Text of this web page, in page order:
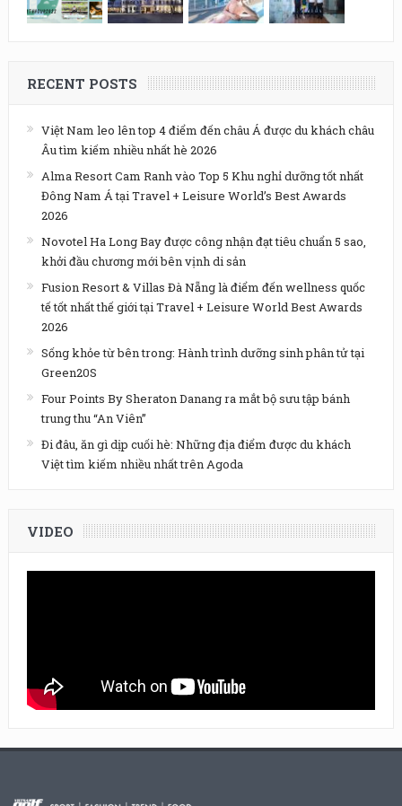
RECENT POSTS
Việt Nam leo lên top 4 điểm đến châu Á được du khách châu
Âu tìm kiếm nhiều nhất hè 2026
Alma Resort Cam Ranh vào Top 5 Khu nghỉ dưỡng tốt nhất
Đông Nam Á tại Travel + Leisure World’s Best Awards
2026
Novotel Ha Long Bay được công nhận đạt tiêu chuẩn 5 sao,
khởi đầu chương mới bên vịnh di sản
Fusion Resort & Villas Đà Nẵng là điểm đến wellness quốc
tế tốt nhất thế giới tại Travel + Leisure World Best Awards
2026
Sống khỏe từ bên trong: Hành trình dưỡng sinh phân tử tại
Green20S
Four Points By Sheraton Danang ra mắt bộ sưu tập bánh
trung thu “An Viên”
Đi đâu, ăn gì dịp cuối hè: Những địa điểm được du khách
Việt tìm kiếm nhiều nhất trên Agoda
VIDEO